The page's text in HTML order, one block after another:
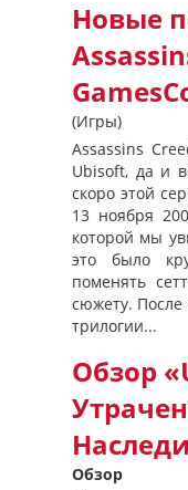
Новые
(Игры)
Assassins
Ubisoft, да и
скоро этой
13 ноября
которой мы
это было
поменять
сюжету. После
трилогии...
Обзор
Обзор